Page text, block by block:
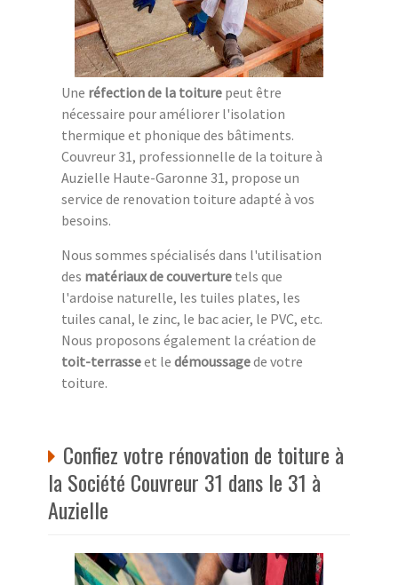
Une réfection de la toiture peut être
nécessaire pour améliorer l'isolation
thermique et phonique des bâtiments.
Couvreur 31, professionnelle de la toiture à
Auzielle Haute-Garonne 31, propose un
service de renovation toiture adapté à vos
besoins.
Nous sommes spécialisés dans l'utilisation
des matériaux de couverture tels que
l'ardoise naturelle, les tuiles plates, les
tuiles canal, le zinc, le bac acier, le PVC, etc.
Nous proposons également la création de
toit-terrasseet le démoussagede votre
toiture.
Confiez votre rénovation de toiture à
la Société Couvreur 31 dans le 31 à
Auzielle